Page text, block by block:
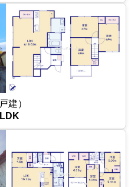
建）